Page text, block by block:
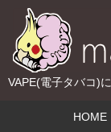
VAPE(電子タバコ)
HOME